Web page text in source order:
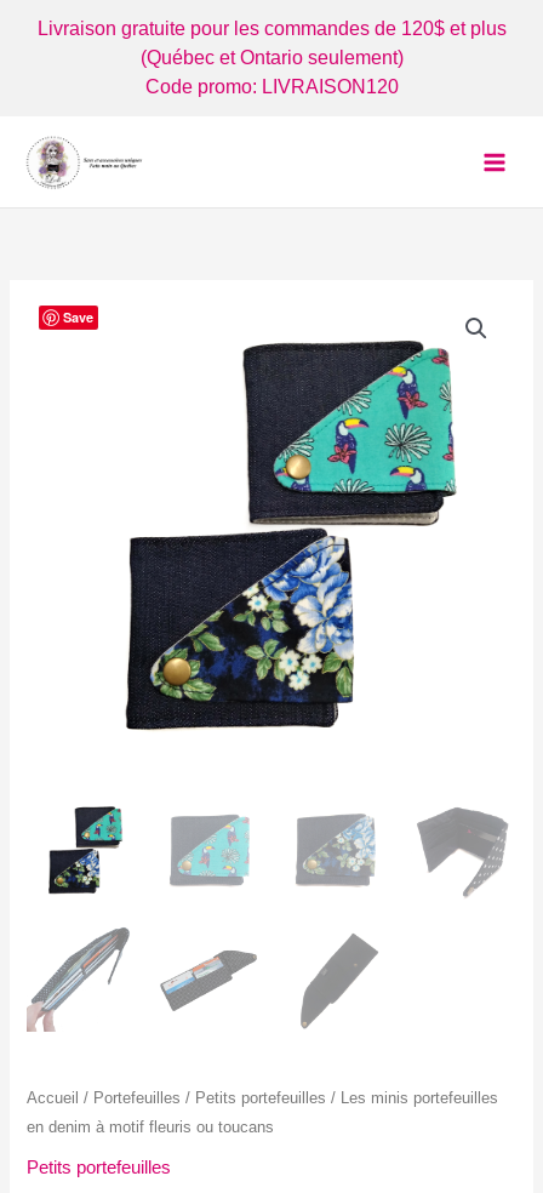
Livraison gratuite pour les commandes de 120$ et plus
(Québec et Ontario seulement)
Code promo: LIVRAISON120
Save
Accueil / Portefeuilles / Petits portefeuilles / Les minis portefeuilles
en denim à motif fleuris ou toucans
Petits portefeuilles